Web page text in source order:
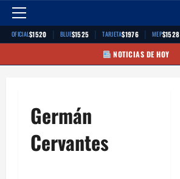
Menú
principal
OFICIAL$1520 | BLUE$1525 | TARJETA$1976 | MEP$1528
NOTICIAS DE HOY
Germán
Cervantes